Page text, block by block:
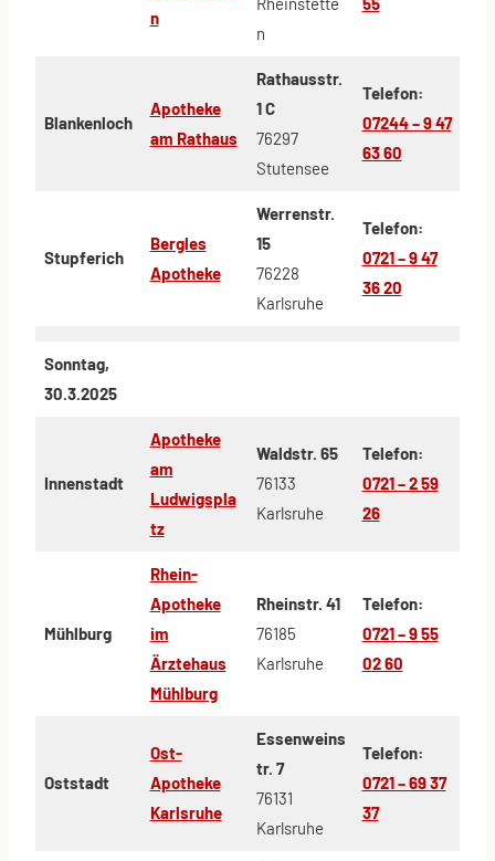
n
n
Blankenloch
Apotheke
am Rathaus
Rathausstr.
1 C
76297
Stutensee
Telefon:
07244 – 9 47
63 60
Stupferich
Bergles
Apotheke
Werrenstr.
15
76228
Karlsruhe
Telefon:
0721 – 9 47
36 20
Sonntag,
30.3.2025
Innenstadt
Apotheke
am
Ludwigspla
tz
Waldstr. 65
76133
Karlsruhe
Telefon:
0721 – 2 59
26
Mühlburg
Rhein-
Apotheke
im
Ärztehaus
Mühlburg
Rheinstr. 41
76185
Karlsruhe
Telefon:
0721 – 9 55
02 60
Oststadt
Ost-
Apotheke
Karlsruhe
Essenweins
tr. 7
76131
Karlsruhe
Telefon:
0721 – 69 37
37